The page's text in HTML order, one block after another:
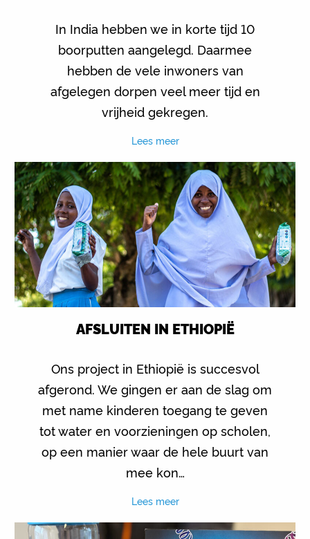
In India hebben we in korte tijd 10
boorputten aangelegd. Daarmee
hebben de vele inwoners van
afgelegen dorpen veel meer tijd en
vrijheid gekregen.
Lees meer
AFSLUITEN IN ETHIOPIË
Ons project in Ethiopië is succesvol
afgerond. We gingen er aan de slag om
met name kinderen toegang te geven
tot water en voorzieningen op scholen,
op een manier waar de hele buurt van
mee kon…
Lees meer